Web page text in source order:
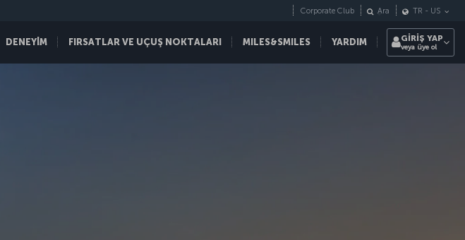
DENEYİM FIRSATLAR VE UÇUŞ NOKTALARI MILES&SMILES YARDIM
Corporate Club Ara TR - US
GİRİŞ YAP
veya üye ol